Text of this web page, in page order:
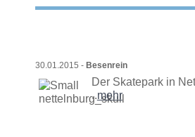
30.01.2015 - Besenrein
Der Skatepark in
..mehr